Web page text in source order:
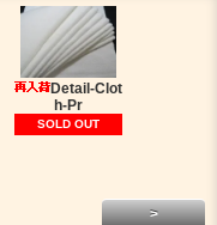
Detail-Clot
h-Pr
SOLD OUT
>